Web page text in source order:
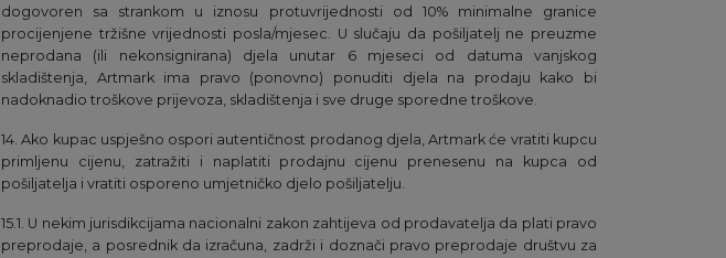
dogovoren sa strankom u iznosu protuvrijednosti od 10% minimalne granice
procijenjene tržišne vrijednosti posla/mjesec. U slučaju da pošiljatelj ne preuzme
neprodana (ili nekonsignirana) djela unutar 6 mjeseci od datuma vanjskog
skladištenja, Artmark ima pravo (ponovno) ponuditi djela na prodaju kako bi
nadoknadio troškove prijevoza, skladištenja i sve druge sporedne troškove.
14. Ako kupac uspješno ospori autentičnost prodanog djela, Artmark će vratiti kupcu
primljenu cijenu, zatražiti i naplatiti prodajnu cijenu prenesenu na kupca od
pošiljatelja i vratiti osporeno umjetničko djelo pošiljatelju.
15.1. U nekim jurisdikcijama nacionalni zakon zahtijeva od prodavatelja da plati pravo
preprodaje, a posrednik da izračuna, zadrži i doznači pravo preprodaje društvu za